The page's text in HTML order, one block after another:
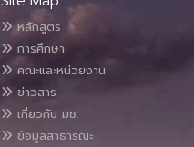
หลักสูตร
การศึกษา
คณะและหน่วยงาน
ข่าวสาร
เกี่ยวกับ มช.
ข้อมูลสาธารณะ